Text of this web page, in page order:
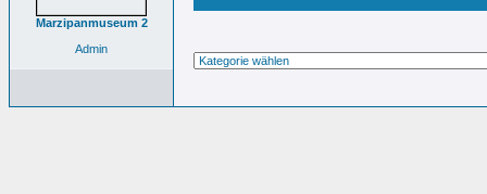
Marzipanmuseum 2
Admin